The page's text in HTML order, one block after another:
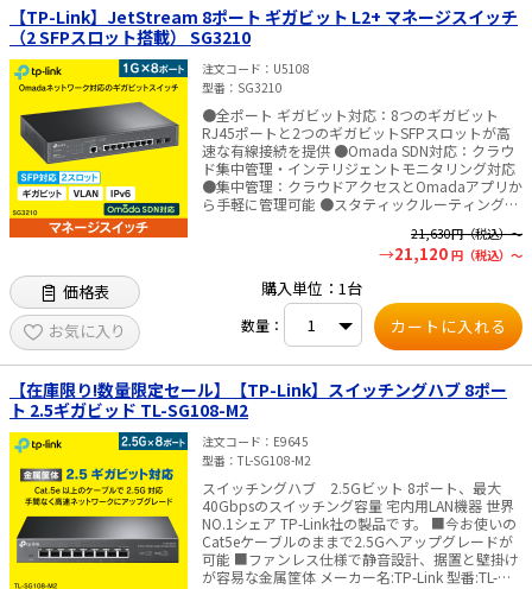
中は、新・旧異なる仕様の在庫が混在する可能性
がございます。
【TP-Link】JetStream 8ポート ギガビット L2+ マネージスイッチ
（2 SFPスロット搭載） SG3210
注文コード
U5108
型番
SG3210
●全ポート ギガビット対応：8つのギガビット
RJ45ポートと2つのギガビットSFPスロットが高
速な有線接続を提供 ●Omada SDN対応：クラウ
ド集中管理・インテリジェントモニタリング対応
●集中管理：クラウドアクセスとOmadaアプリか
ら手軽に管理可能 ●スタティックルーティング：
クルーティングに対応 ●堅牢なセキュリティ：IP-
MAC-ポートバインディング・ACL・ポートセキュ
DHCPスヌーピング・802.1X・Radius認証等に対
応 ●音声やビデオを最適化：L2／L3／L4 QoSお
よびIGMPスヌーピングに対応 ●スタンドアロー
ン管理：Web・CLI（コンソールポート・Telnet・
SSH）・SNMP・RMON・デュアルイメージによる
強力な管理 ■仕様 【ハードウェア機能】 ・イン
ターフェース：10／100／000Mbps RJ45ポート
×8、ギガビットSFP スロット×2、RJ45コンソー
ルポート×1、Micro-USBコンソールポート×1 ・
ファンの数量：ファンレス ・電源：100-240V AC
～50／60Hz ・寸法（幅×奥行き×高さ）：
294×180×44mm ・設置：ラックマウント／デ
スクトップ対応 ・最大消費電力：6.84W（220V／
50Hz） ・最大放熱：23.33BTU／h（220V／
50Hz） 【パフォーマンス】 ・スイッチング容
量：20Gbps ・パケット伝送レート：14.89Mpps
・MACアドレス テーブル：8K ・パケット バッフ
21,630円（税込）～
21,120 円（税込）～
価格表
お気に入り
購入単位：1台
数量：
【在庫限り!数量限定セール】【TP-Link】スイッチングハブ 8ポー
ト 2.5ギガビッド TL-SG108-M2
注文コード
E9645
型番
TL-SG108-M2
スイッチングハブ 2.5Gビット 8ポート、最大
40Gbpsのスイッチング容量 宅内用LAN機器 世界
NO.1シェア TP-Link社の製品です。 ■今お使いの
Cat5eケーブルのままで2.5Gへアップグレードが
可能 ■ファンレス仕様で静音設計、据置と壁掛け
が容易な金属筐体 メーカー名:TP-Link 型番:TL-